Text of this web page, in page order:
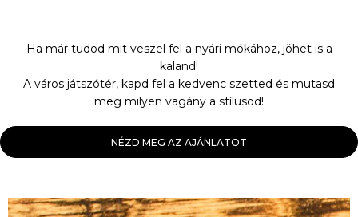
Ha már tudod mit veszel fel a nyári mókához, jöhet is a
kaland!
A város játszótér, kapd fel a kedvenc szetted és mutasd
meg milyen vagány a stílusod!
NÉZD MEG AZ AJÁNLATOT